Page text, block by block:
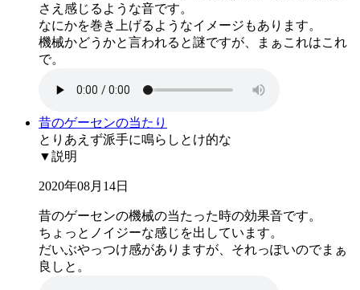
さえ感じるような音です。
なにかを巻き上げるようなイメージもあります。
機械かどうかと言われると謎ですが、まぁこれはこれ
で。
昔のゲーセンの当たり
とりあえず派手に鳴らしとけ的な
▼説明
2020年08月14日
昔のゲーセンの機械の当たった時の効果音です。
ちょっとノイジーな感じを出しています。
だいぶやっつけ感がありますが、それっぽいのでまぁ
良しと。